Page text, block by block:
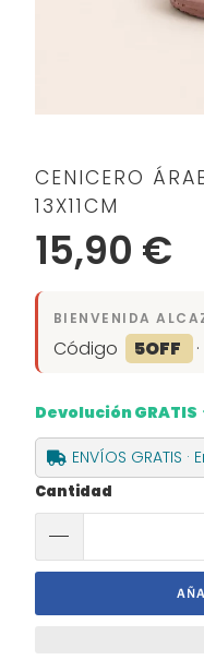
CENICERO
13X11CM
15,90 €
BIENVENIDA
Código 5OFF ·
Devolución GRATIS
ENVÍOS GRATIS ·
Cantidad